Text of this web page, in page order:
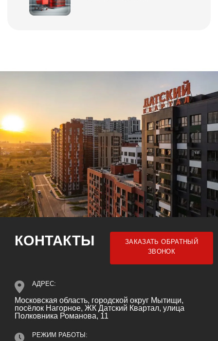
КОНТАКТЫ
ЗАКАЗАТЬ ОБРАТНЫЙ
ЗВОНОК
АДРЕС:
Московская область, городской округ Мытищи,
посёлок Нагорное, ЖК Датский Квартал, улица
Полковника Романова, 11
РЕЖИМ РАБОТЫ: